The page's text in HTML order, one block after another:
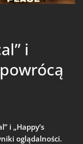
i
i „Happy’s
oglądalności.